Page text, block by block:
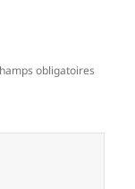
obligatoires